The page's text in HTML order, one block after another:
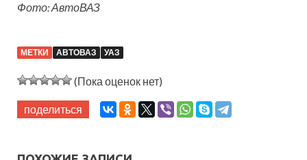
Фото: АвтоВАЗ
МЕТКИ АВТОВАЗ УАЗ
(Пока оценок нет)
поделиться